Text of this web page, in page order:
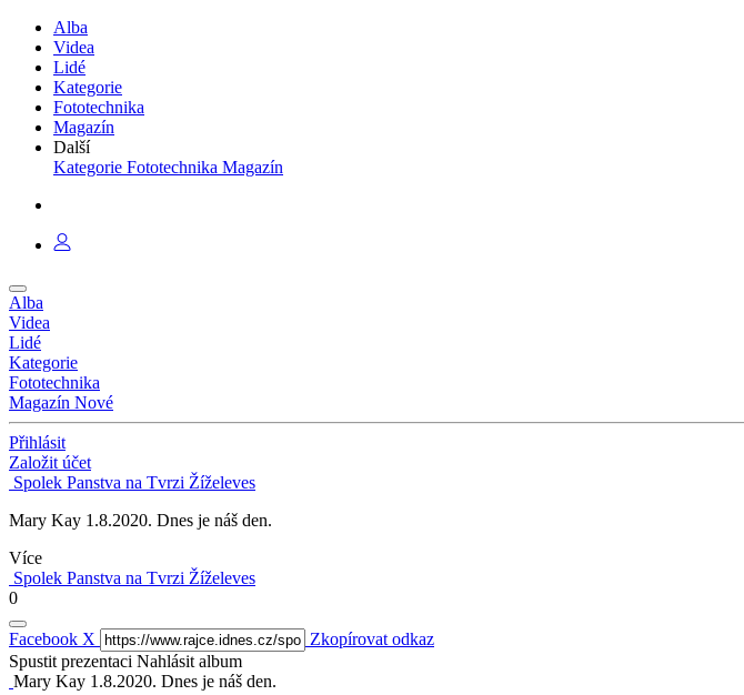
Alba
Videa
Lidé
Kategorie
Fototechnika
Magazín
Další
Kategorie Fototechnika Magazín
Alba
Videa
Lidé
Kategorie
Fototechnika
Magazín Nové
Přihlásit
Založit účet
Spolek Panstva na Tvrzi Žíželeves
Mary Kay 1.8.2020. Dnes je náš den.
Více
Spolek Panstva na Tvrzi Žíželeves
0
Facebook X
Zkopírovat odkaz
Spustit prezentaci Nahlásit album
Mary Kay 1.8.2020. Dnes je náš den.